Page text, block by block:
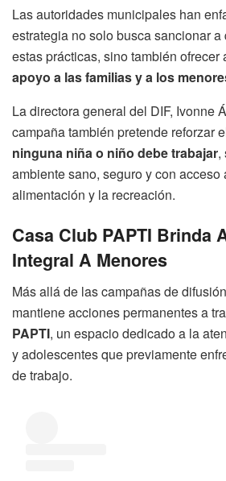
Las autoridades municipales han
estrategia no solo busca sancionar
estas prácticas, sino también
apoyo a las familias y a los
La directora general del DIF, Ivonne
campaña también pretende reforzar
ninguna niña o niño debe trabajar,
ambiente sano, seguro y con
alimentación y la recreación.
Casa Club PAPTI Brinda
Integral A Menores
Más allá de las campañas de
mantiene acciones permanentes a
PAPTI, un espacio dedicado a la
y adolescentes que previamente
de trabajo.